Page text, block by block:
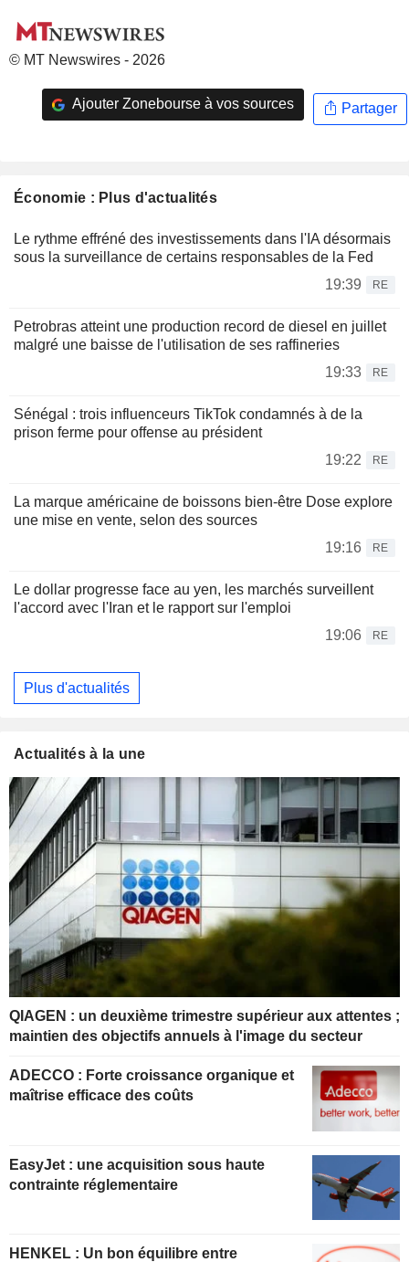
© MT Newswires - 2026
Ajouter Zonebourse à vos sources Partager
Économie : Plus d'actualités
Le rythme effréné des investissements dans l'IA désormais
sous la surveillance de certains responsables de la Fed
19:39
RE
Petrobras atteint une production record de diesel en juillet
malgré une baisse de l'utilisation de ses raffineries
19:33
RE
Sénégal : trois influenceurs TikTok condamnés à de la
prison ferme pour offense au président
19:22
RE
La marque américaine de boissons bien-être Dose explore
une mise en vente, selon des sources
19:16
RE
Le dollar progresse face au yen, les marchés surveillent
l'accord avec l'Iran et le rapport sur l'emploi
19:06
RE
Plus d'actualités
Actualités à la une
QIAGEN : un deuxième trimestre supérieur aux attentes ;
maintien des objectifs annuels à l'image du secteur
ADECCO : Forte croissance organique et
maîtrise efficace des coûts
EasyJet : une acquisition sous haute
contrainte réglementaire
HENKEL : Un bon équilibre entre